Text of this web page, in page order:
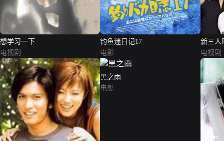
想学习一下
电视剧
钓鱼迷日记17
电影
新三人
电视剧
黑之雨
电影